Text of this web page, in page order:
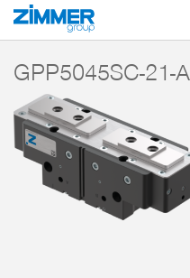
시작 제품
GPP5045SC-21-A